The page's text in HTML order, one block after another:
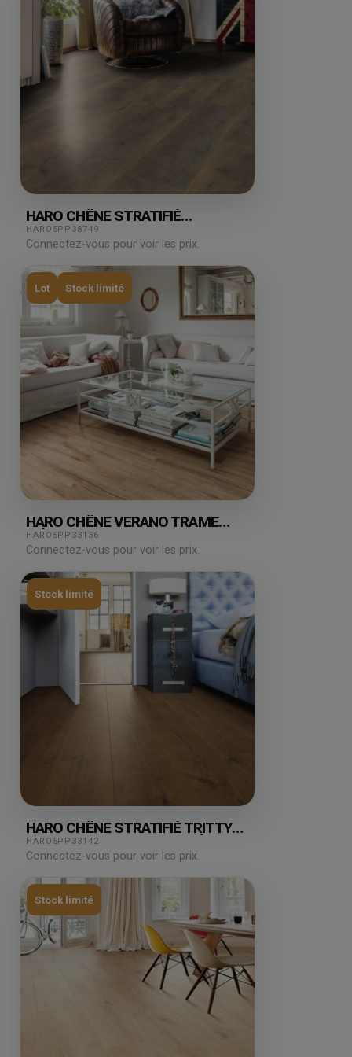
HARO CHÊNE STRATIFIÉ
BERGAMO 2.49M²
HARO5PP38749
Connectez-vous pour voir les prix.
Lot Stock limité
HARO CHÊNE VERANO TRAME
MÂT LOFT 1.38M²
HARO5PP33136
Connectez-vous pour voir les prix.
Stock limité
HARO CHÊNE STRATIFIÉ TRITTY
GRAN VIA PORTLAND FUMÉ
2.68M²
HARO5PP33142
Connectez-vous pour voir les prix.
Stock limité